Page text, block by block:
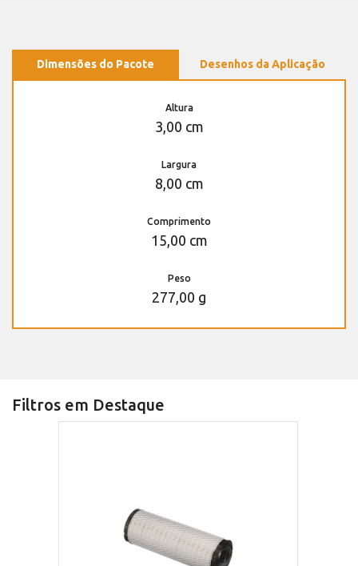
Dimensões do Pacote Desenhos da Aplicação
Altura
3,00 cm
Largura
8,00 cm
Comprimento
15,00 cm
Peso
277,00 g
Filtros em Destaque